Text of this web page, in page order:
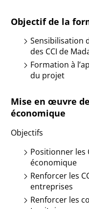
Objectif de la
Sensibilisation
des CCI de
Formation à
du projet
Mise en œuvre
économique
Objectifs
Positionner les
économique
Renforcer les
entreprises
Renforcer les